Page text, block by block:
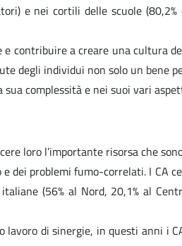
e nei cortili delle scuole
contribuire a creare una cultura
degli individui non solo un bene
complessità e nei suoi vari
loro l’importante risorsa che
problemi fumo-correlati. I CA
(56% al Nord, 20,1% al
lavoro di sinergie, in questi anni